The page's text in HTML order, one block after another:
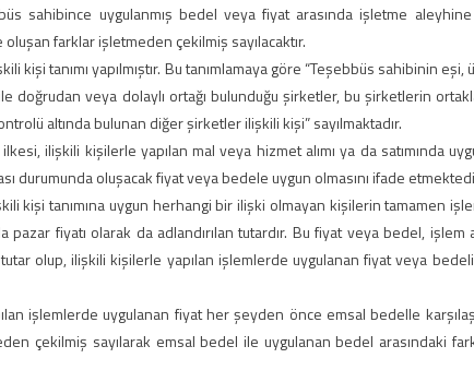
sahibince uygulanmış bedel veya fiyat arasında işletme aleyhine
farklar işletmeden çekilmiş sayılacaktır.
kişi tanımı yapılmıştır. Bu tanımlamaya göre “Teşebbüs sahibinin
doğrudan veya dolaylı ortağı bulunduğu şirketler, bu şirketlerin
altında bulunan diğer şirketler ilişkili kişi” sayılmaktadır.
ilişkili kişilerle yapılan mal veya hizmet alımı ya da satımında
durumunda oluşacak fiyat veya bedele uygun olmasını ifade
kişi tanımına uygun herhangi bir ilişki olmayan kişilerin tamamen
fiyatı olarak da adlandırılan tutardır. Bu fiyat veya bedel, işlem
olup, ilişkili kişilerle yapılan işlemlerde uygulanan fiyat veya
işlemlerde uygulanan fiyat her şeyden önce emsal bedelle
çekilmiş sayılarak emsal bedel ile uygulanan bedel arasındaki